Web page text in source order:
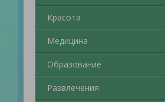
Красота
Медицина
Образование
Развлечения